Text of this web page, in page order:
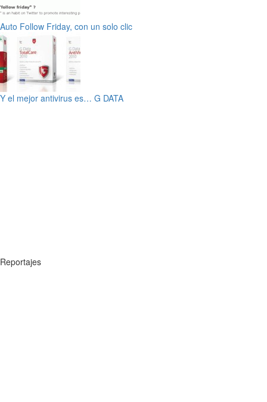
Auto Follow Friday, con un solo clic
Y el mejor antivirus es… G DATA
Reportajes